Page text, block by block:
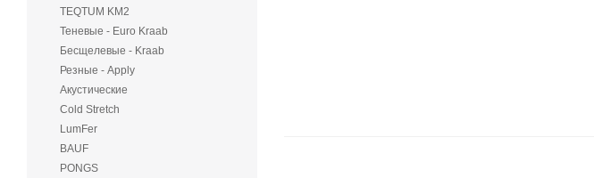
TEQTUM KM2
Теневые - Euro Kraab
Бесщелевые - Kraab
Резные - Apply
Акустические
Cold Stretch
LumFer
BAUF
PONGS